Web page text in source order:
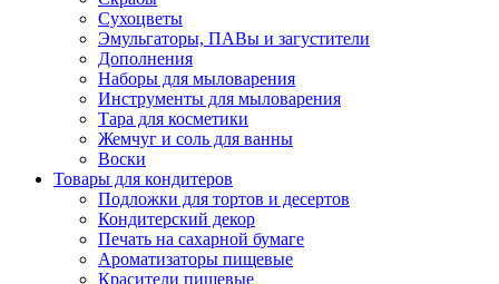
Сухоцветы
Эмульгаторы, ПАВы и загустители
Дополнения
Наборы для мыловарения
Инструменты для мыловарения
Тара для косметики
Жемчуг и соль для ванны
Воски
Товары для кондитеров
Подложки для тортов и десертов
Кондитерский декор
Печать на сахарной бумаге
Ароматизаторы пищевые
Красители пищевые